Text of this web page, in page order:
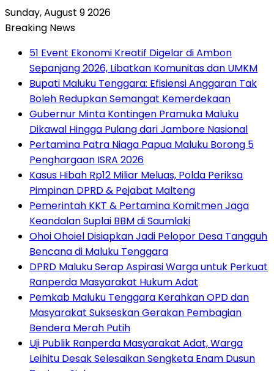
Sunday, August 9 2026
Breaking News
51 Event Ekonomi Kreatif Digelar di Ambon
Sepanjang 2026, Libatkan Komunitas dan UMKM
Bupati Maluku Tenggara: Efisiensi Anggaran Tak
Boleh Redupkan Semangat Kemerdekaan
Gubernur Minta Kontingen Pramuka Maluku
Dikawal Hingga Pulang dari Jambore Nasional
Pertamina Patra Niaga Papua Maluku Borong 5
Penghargaan ISRA 2026
Kasus Hibah Rp12 Miliar Meluas, Polda Periksa
Pimpinan DPRD & Pejabat Malteng
Pemerintah KKT & Pertamina Komitmen Jaga
Keandalan Suplai BBM di Saumlaki
Ohoi Ohoiel Disiapkan Jadi Pelopor Desa Tangguh
Bencana di Maluku Tenggara
DPRD Maluku Serap Aspirasi Warga untuk Perkuat
Ranperda Masyarakat Hukum Adat
Pemkab Maluku Tenggara Kerahkan OPD dan
Masyarakat Sukseskan Gerakan Pembagian
Bendera Merah Putih
Uji Publik Ranperda Masyarakat Adat, Warga
Leihitu Desak Selesaikan Sengketa Enam Dusun